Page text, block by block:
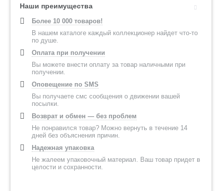
Наши преимущества
Более 10 000 товаров!
В нашем каталоге каждый коллекционер найдет что-то
по душе.
Оплата при получении
Вы можете внести оплату за товар наличными при
получении.
Оповещение по SMS
Вы получаете смс сообщения о движении вашей
посылки.
Возврат и обмен — без проблем
Не понравился товар? Можно вернуть в течение 14
дней без объяснения причин.
Надежная упаковка
Не жалеем упаковочный материал. Ваш товар придет в
целости и сохранности.